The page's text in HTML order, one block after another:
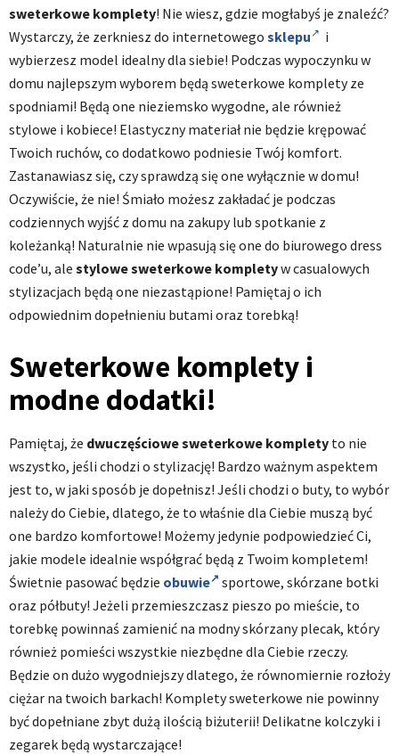
sweterkowe komplety! Nie wiesz, gdzie mogłabyś je znaleźć?
Wystarczy, że zerkniesz do internetowego sklepu
i
wybierzesz model idealny dla siebie! Podczas wypoczynku w
domu najlepszym wyborem będą sweterkowe komplety ze
spodniami! Będą one nieziemsko wygodne, ale również
stylowe i kobiece! Elastyczny materiał nie będzie krępować
Twoich ruchów, co dodatkowo podniesie Twój komfort.
Zastanawiasz się, czy sprawdzą się one wyłącznie w domu!
Oczywiście, że nie! Śmiało możesz zakładać je podczas
codziennych wyjść z domu na zakupy lub spotkanie z
koleżanką! Naturalnie nie wpasują się one do biurowego dress
code’u, ale stylowe sweterkowe kompletyw casualowych
stylizacjach będą one niezastąpione! Pamiętaj o ich
odpowiednim dopełnieniu butami oraz torebką!
Sweterkowe komplety i
modne dodatki!
Pamiętaj, że dwuczęściowe sweterkowe komplety to nie
wszystko, jeśli chodzi o stylizację! Bardzo ważnym aspektem
jest to, w jaki sposób je dopełnisz! Jeśli chodzi o buty, to wybór
należy do Ciebie, dlatego, że to właśnie dla Ciebie muszą być
one bardzo komfortowe! Możemy jedynie podpowiedzieć Ci,
jakie modele idealnie współgrać będą z Twoim kompletem!
Świetnie pasować będzie obuwie
sportowe, skórzane botki
oraz półbuty! Jeżeli przemieszczasz pieszo po mieście, to
torebkę powinnaś zamienić na modny skórzany plecak, który
również pomieści wszystkie niezbędne dla Ciebie rzeczy.
Będzie on dużo wygodniejszy dlatego, że równomiernie rozłoży
ciężar na twoich barkach! Komplety sweterkowe nie powinny
być dopełniane zbyt dużą ilością biżuterii! Delikatne kolczyki i
zegarek będą wystarczające!